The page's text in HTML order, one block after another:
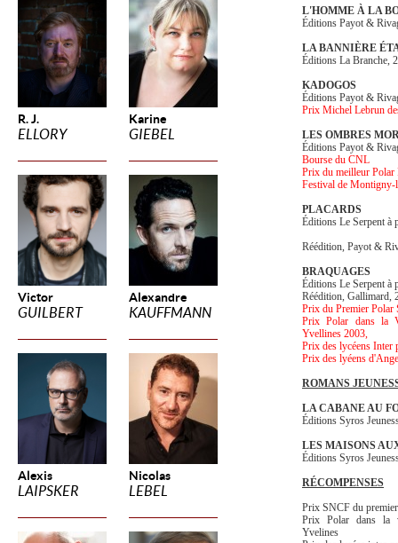
R. J.
ELLORY
Karine
GIEBEL
Victor
GUILBERT
Alexandre
KAUFFMANN
Alexis
LAIPSKER
Nicolas
LEBEL
L'HOMME À LA
Éditions Payot &
LA BANNIÈRE
Éditions La Branche,
KADOGOS
Éditions Payot &
Prix Michel Lebrun
LES OMBRES
Éditions Payot &
Bourse du CNL
Prix du meilleur Polar
Festival de Montigny-
PLACARDS
Éditions Le Serpent à
Réédition, Payot &
BRAQUAGES
Éditions Le Serpent à
Réédition, Gallimard,
Prix du Premier Polar
Prix Polar dans la
Yvellines 2003,
Prix des lycéens Inter
Prix des lyéens
ROMANS
LA CABANE AU
Éditions Syros
LES MAISONS
Éditions Syros
RÉCOMPENSES
Prix SNCF du
Prix Polar dans la
Yvelines